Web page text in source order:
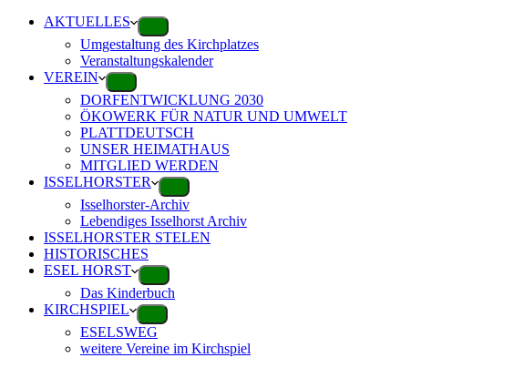
AKTUELLES
Umgestaltung des Kirchplatzes
Veranstaltungskalender
VEREIN
DORFENTWICKLUNG 2030
ÖKOWERK FÜR NATUR UND UMWELT
PLATTDEUTSCH
UNSER HEIMATHAUS
MITGLIED WERDEN
ISSELHORSTER
Isselhorster-Archiv
Lebendiges Isselhorst Archiv
ISSELHORSTER STELEN
HISTORISCHES
ESEL HORST
Das Kinderbuch
KIRCHSPIEL
ESELSWEG
weitere Vereine im Kirchspiel